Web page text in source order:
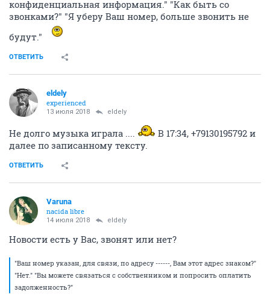
конфиденциальная информация." "Как быть со
звонками?" "Я уберу Ваш номер, больше звонить не
будут."
ОТВЕТИТЬ
eldely
experienced
13 июля 2018 eldely
Не долго музыка играла ....
В 17:34, +79130195792 и
далее по записанному тексту.
ОТВЕТИТЬ
Varuna
nacida libre
14 июля 2018 eldely
Новости есть у Вас, звонят или нет?
"Ваш номер указан, для связи, по адресу ------, Вам этот адрес знаком?"
"Нет." "Вы можете связаться с собственником и попросить оплатить
задолженность?"